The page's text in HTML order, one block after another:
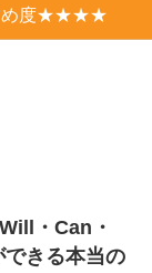
め度★★★★
・Can・
きる本当の